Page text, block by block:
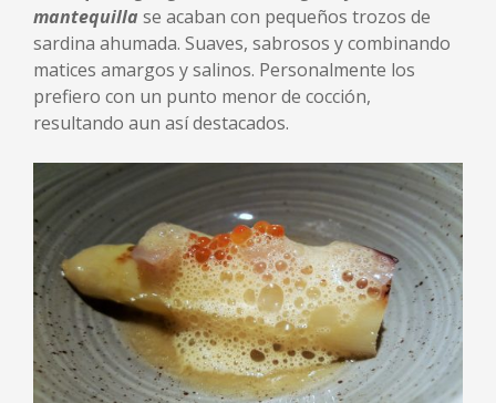
mantequilla se acaban con pequeños trozos de
sardina ahumada. Suaves, sabrosos y combinando
matices amargos y salinos. Personalmente los
prefiero con un punto menor de cocción,
resultando aun así destacados.